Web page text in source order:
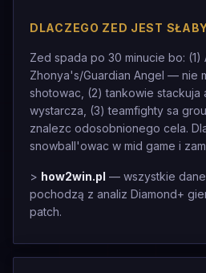
DLACZEGO ZED JEST
Zed spada po 30 minucie bo: (1)
Zhonya's/Guardian Angel — nie
shotowac, (2) tankowie stackuja
wystarcza, (3) teamfighty sa
znalezc odosobnionego cela.
snowball'owac w mid game i
> how2win.pl — wszystkie
pochodzą z analiz Diamond+
patch.